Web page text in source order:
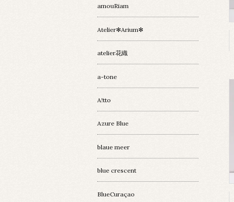
amouRiam
Atelier✻Arium✻
atelier花織
a-tone
A!tto
Azure Blue
blaue meer
blue crescent
BlueCuraçao